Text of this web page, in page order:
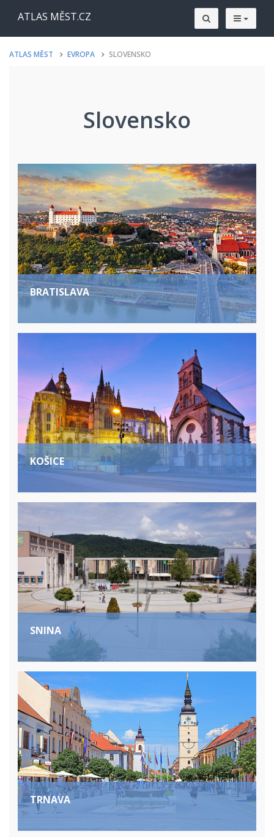
ATLAS MĚST.CZ
ATLAS MĚST EVROPA SLOVENSKO
Slovensko
BRATISLAVA
KOŠICE
SNINA
TRNAVA